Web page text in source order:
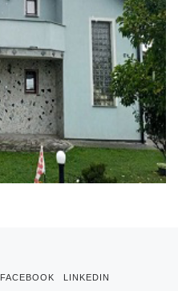
FACEBOOK LINKEDIN